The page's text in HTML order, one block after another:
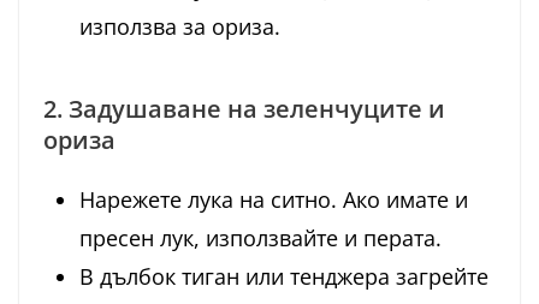
използва за ориза.
2. Задушаване на зеленчуците и
ориза
Нарежете лука на ситно. Ако имате и
пресен лук, използвайте и перата.
В дълбок тиган или тенджера загрейте